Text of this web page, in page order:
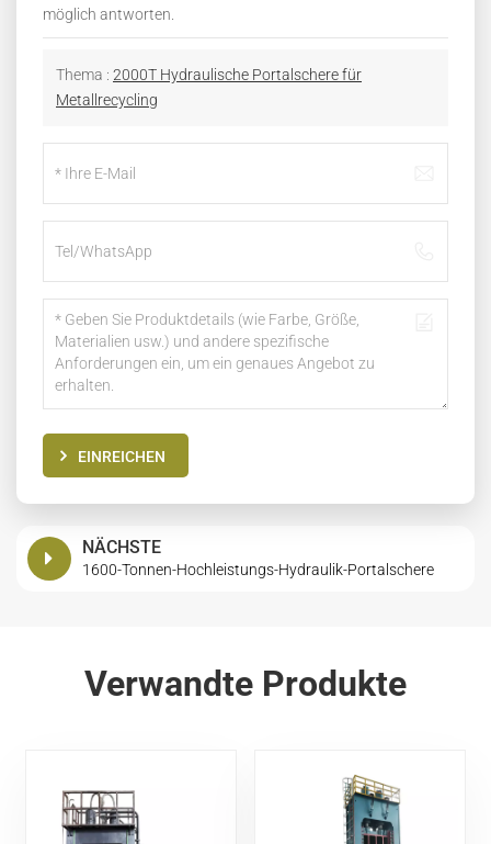
möglich antworten.
Thema : 2000T Hydraulische Portalschere für
Metallrecycling
EINREICHEN
NÄCHSTE
1600-Tonnen-Hochleistungs-Hydraulik-Portalschere
Verwandte Produkte